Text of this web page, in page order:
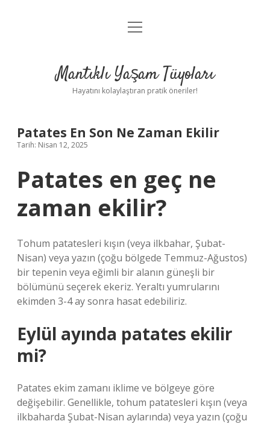
Anasayfa
Yasal Uyarı
menüyü
Mantıklı Yaşam Tüyoları
Hayatını kolaylaştıran pratik öneriler!
Patates En Son Ne Zaman Ekilir
Tarih: Nisan 12, 2025
Patates en geç ne
zaman ekilir?
Tohum patatesleri kışın (veya ilkbahar, Şubat-
Nisan) veya yazın (çoğu bölgede Temmuz-Ağustos)
bir tepenin veya eğimli bir alanın güneşli bir
bölümünü seçerek ekeriz. Yeraltı yumrularını
ekimden 3-4 ay sonra hasat edebiliriz.
Eylül ayında patates ekilir
mi?
Patates ekim zamanı iklime ve bölgeye göre
değişebilir. Genellikle, tohum patatesleri kışın (veya
ilkbaharda Şubat-Nisan aylarında) veya yazın (çoğu